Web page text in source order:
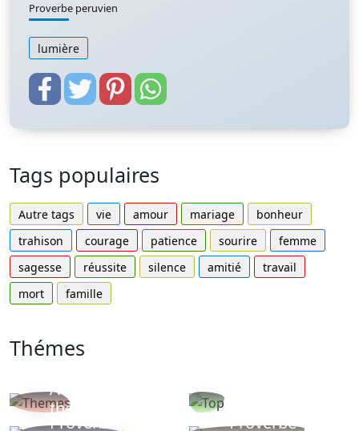
Proverbe peruvien
lumière
Tags populaires
Autre tags vie amour mariage
bonheur
trahison
courage patience sourire
femme
sagesse
réussite silence amitié
travail
mort
famille
Thémes
Autres
thèmes
Proverbe
Proverbe